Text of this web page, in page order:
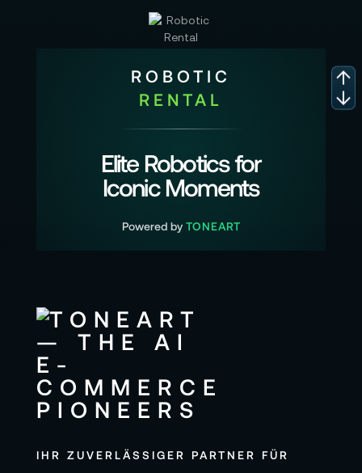
ROBOTIC
RENTAL
Elite Robotics for
Iconic Moments
Powered by TONEART
IHR ZUVERLÄSSIGER PARTNER FÜR